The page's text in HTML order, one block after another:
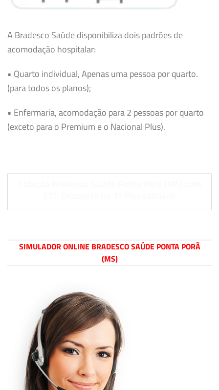
A Bradesco Saúde disponibiliza dois padrões de
acomodação hospitalar:
• Quarto individual, Apenas uma pessoa por quarto.
(para todos os planos);
• Enfermaria, acomodação para 2 pessoas por quarto
(exceto para o Premium e o Nacional Plus).
SIMULADOR ONLINE BRADESCO SAÚDE PONTA PORÃ
(MS)